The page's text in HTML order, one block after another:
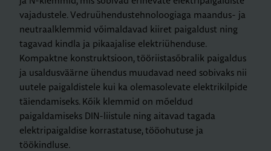
vajadustele. Vedruühendustehnoloogiaga maandus- ja
neutraalklemmid võimaldavad kiiret paigaldust ning
tagavad kindla ja pikaajalise elektriühenduse.
Kompaktne konstruktsioon, tööriistasõbralik paigaldus
ja usaldusväärne ühendus muudavad need sobivaks nii
uutele paigaldistele kui ka olemasolevate elektrikilpide
täiendamiseks. Kõik klemmid on mõeldud
paigaldamiseks DIN-liistule ning aitavad tagada
elektripaigaldise korrastatuse, tööohutuse ja
töökindluse.